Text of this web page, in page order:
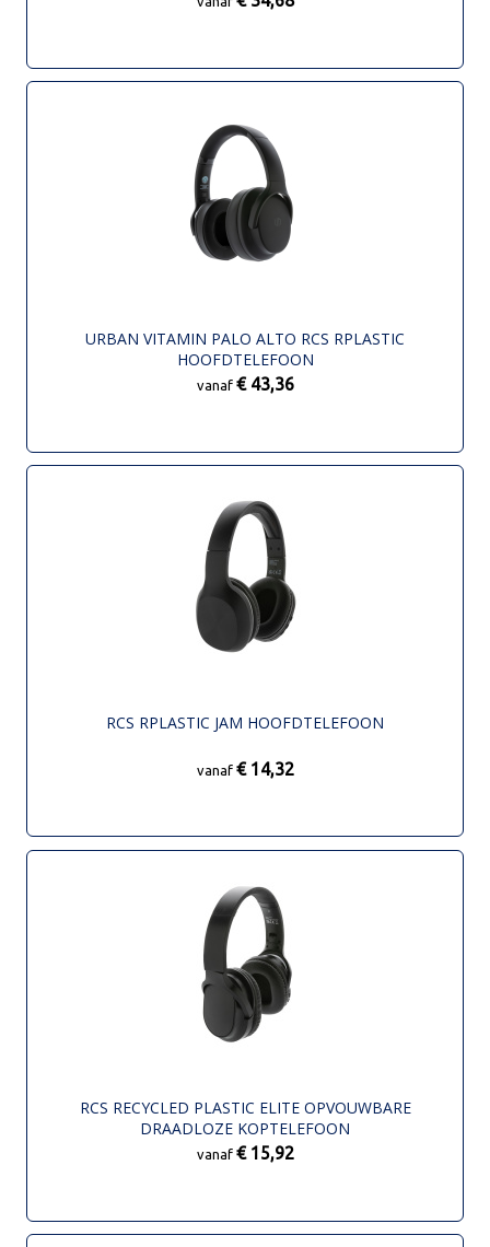
URBAN VITAMIN PALO ALTO RCS RPLASTIC
HOOFDTELEFOON
vanaf € 43,36
RCS RPLASTIC JAM HOOFDTELEFOON
vanaf € 14,32
RCS RECYCLED PLASTIC ELITE OPVOUWBARE
DRAADLOZE KOPTELEFOON
vanaf € 15,92